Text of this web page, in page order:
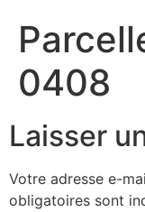
0408
Laisser
Votre adresse e-
obligatoires sont